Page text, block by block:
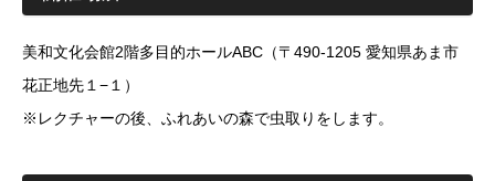
美和文化会館2階多目的ホールABC（〒490-1205 愛知県あま市
花正地先１−１）
※レクチャーの後、ふれあいの森で虫取りをします。